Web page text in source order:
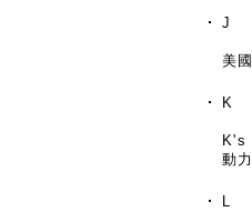
J
美
K
K's
動
L